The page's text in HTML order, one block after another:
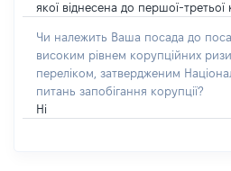
якої віднесена до першої-третьої
Чи належить Ваша посада до
високим рівнем корупційних
переліком, затвердженим
питань запобігання корупції?
Ні